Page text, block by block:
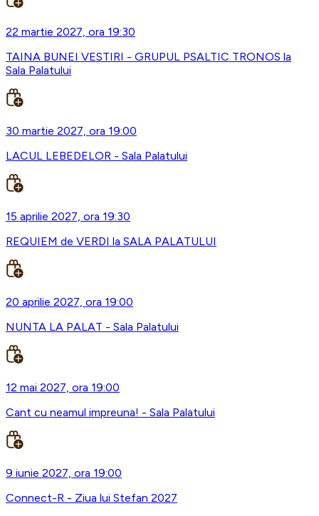
22 martie 2027, ora 19:30
TAINA BUNEI VESTIRI - GRUPUL PSALTIC TRONOS la
Sala Palatului
30 martie 2027, ora 19:00
LACUL LEBEDELOR - Sala Palatului
15 aprilie 2027, ora 19:30
REQUIEM de VERDI la SALA PALATULUI
20 aprilie 2027, ora 19:00
NUNTA LA PALAT - Sala Palatului
12 mai 2027, ora 19:00
Cant cu neamul impreuna! - Sala Palatului
9 iunie 2027, ora 19:00
Connect-R - Ziua lui Stefan 2027